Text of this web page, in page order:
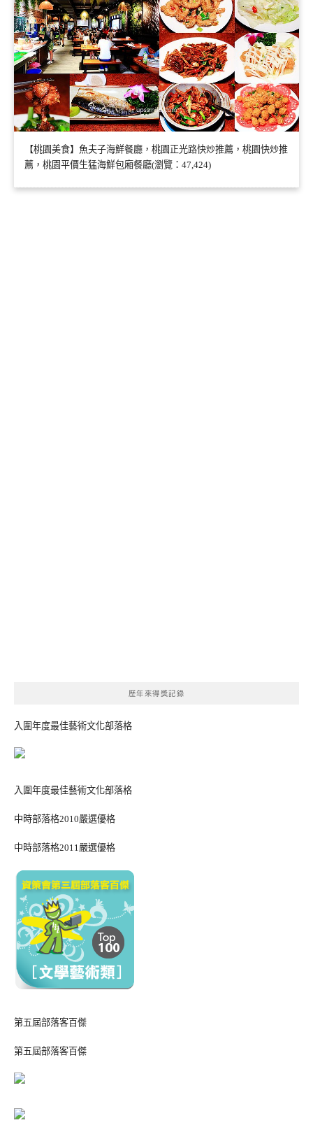
【桃園美食】魚夫子海鮮餐廳，桃園正光路快炒推薦，桃園快炒推
薦，桃園平價生猛海鮮包廂餐廳(瀏覽：47,424)
歷年來得獎記錄
入圍年度最佳藝術文化部落格
入圍年度最佳藝術文化部落格
中時部落格2010嚴選優格
中時部落格2011嚴選優格
第五屆部落客百傑
第五屆部落客百傑